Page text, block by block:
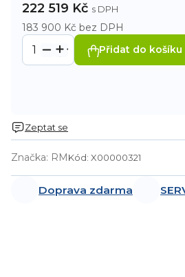
Značka: RMKód: X00000321
222 519 Kč
183 900 Kč bez DPH
Přidat do košíku
Zeptat se
Doprava zdarma